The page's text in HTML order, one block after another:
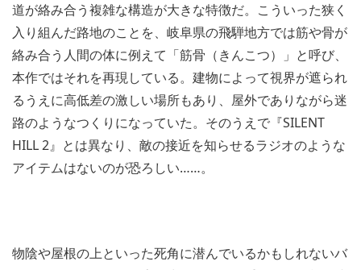
道が絡み合う複雑な構造が大きな特徴だ。こういった狭く
入り組んだ路地のことを、岐阜県の飛騨地方では筋や骨が
絡み合う人間の体に例えて「筋骨（きんこつ）」と呼び、
本作ではそれを再現している。建物によって視界が遮られ
るうえに高低差の激しい場所もあり、屋外でありながら迷
路のようなつくりになっていた。そのうえで『SILENT
HILL 2』とは異なり、敵の接近を知らせるラジオのような
アイテムはないのが恐ろしい……。
物陰や屋根の上といった死角に潜んでいるかもしれないバ